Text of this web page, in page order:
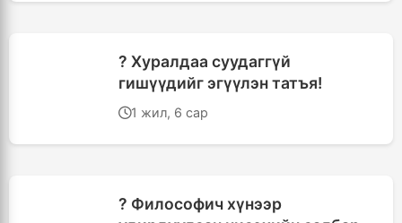
? Хуралдаа суудаггүй
гишүүдийг эгүүлэн татъя!
1 жил, 6 сар
? Философич хүнээр